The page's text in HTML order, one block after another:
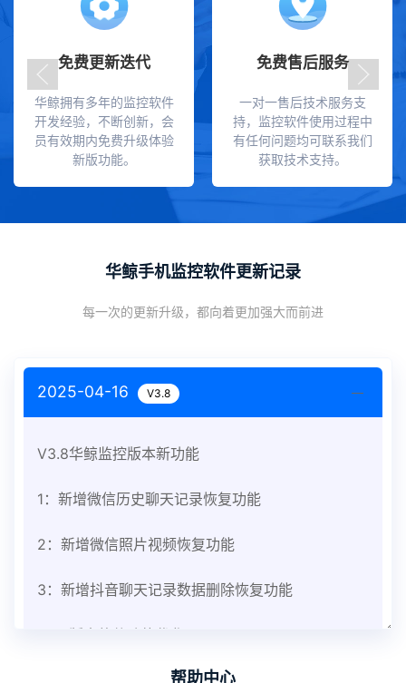
免费更新迭代
华鲸拥有多年的监控软件
开发经验，不断创新，会
员有效期内免费升级体验
新版功能。
免费售后服务
一对一售后技术服务支
持，监控软件使用过程中
有任何问题均可联系我们
获取技术支持。
华鲸手机监控软件更新记录
每一次的更新升级，都向着更加强大而前进
2025-04-16 V3.8
V3.8华鲸监控版本新功能
1：新增微信历史聊天记录恢复功能
2：新增微信照片视频恢复功能
3：新增抖音聊天记录数据删除恢复功能
帮助中心